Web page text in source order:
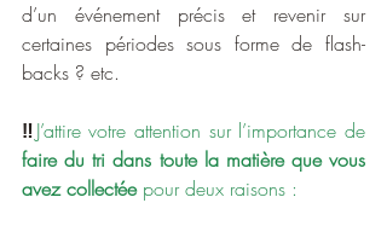
d’un événement précis et revenir sur
certaines périodes sous forme de flash-
backs ? etc.
‼️
faire du tri dans toute la matière que vous
avez collectée pour deux raisons :